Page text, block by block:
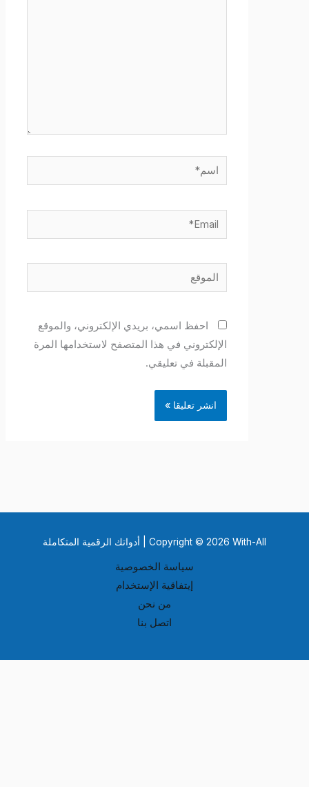
احفظ اسمي، بريدي الإلكتروني، والموقع
الإلكتروني في هذا المتصفح لاستخدامها المرة
المقبلة في تعليقي.
Copyright © 2026 With-All | أدواتك الرقمية المتكاملة
سياسة الخصوصية
إيتفاقية الإستخدام
من نحن
اتصل بنا